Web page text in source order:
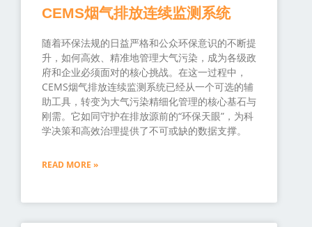
CEMS烟气排放连续监测系统
随着环保法规的日益严格和公众环保意识的不断提
升，如何高效、精准地管理大气污染，成为各级政
府和企业必须面对的核心挑战。在这一过程中，
CEMS烟气排放连续监测系统已经从一个可选的辅
助工具，转变为大气污染精细化管理的核心基石与
刚需。它如同守护在排放源前的“环保天眼”，为科
学决策和高效治理提供了不可或缺的数据支撑。
READ MORE »